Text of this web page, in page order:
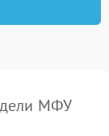
МФУ